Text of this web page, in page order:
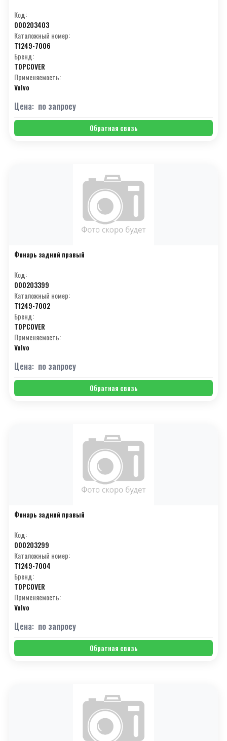
Код:
000203403
Каталожный номер:
T1249-7006
Бренд:
TOPCOVER
Применяемость:
Volvo
Цена: по запросу
Обратная связь
Фонарь задний правый
Код:
000203399
Каталожный номер:
T1249-7002
Бренд:
TOPCOVER
Применяемость:
Volvo
Цена: по запросу
Обратная связь
Фонарь задний правый
Код:
000203299
Каталожный номер:
T1249-7004
Бренд:
TOPCOVER
Применяемость:
Volvo
Цена: по запросу
Обратная связь